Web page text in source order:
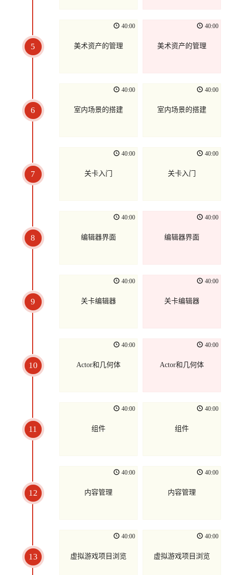
40:00
美术资产的管理
5
40:00
美术资产的管理
40:00
室内场景的搭建
6
40:00
室内场景的搭建
40:00
关卡入门
7
40:00
关卡入门
40:00
编辑器界面
8
40:00
编辑器界面
40:00
关卡编辑器
9
40:00
关卡编辑器
40:00
Actor和几何体
10
40:00
Actor和几何体
40:00
组件
11
40:00
组件
40:00
内容管理
12
40:00
内容管理
40:00
虚拟游戏项目浏览
13
40:00
虚拟游戏项目浏览